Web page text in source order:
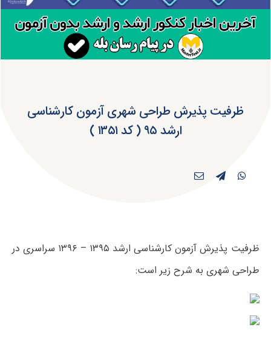
ظرفیت پذیرش طراحی شهری آزمون کارشناسی
ارشد ۹۵ ( کد ۱۳۵۱ )
ظرفیت پذیرش آزمون کارشناسی ارشد ۱۳۹۵ – ۱۳۹۶ سراسری در
طراحی شهری به شرح زیر است: